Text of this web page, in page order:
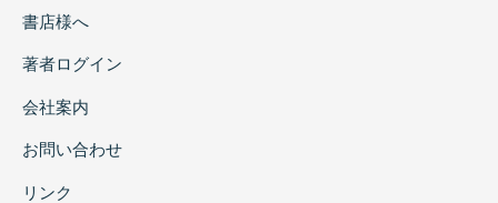
書店様へ
著者ログイン
会社案内
お問い合わせ
リンク